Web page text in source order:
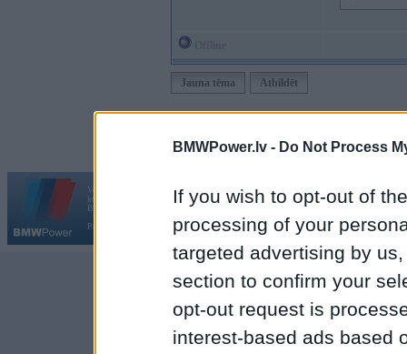
BMWPower.lv - Do Not Process
If you wish to opt-out of
processing of your
targeted advertising by
section to confirm your
opt-out request is
interest-based ads based
Jauna tēma Atbildēt
Vortāls BMWPower.lv darbojas
kopš 2002. gada 14. maija. Tas nav auto klubs un nav saistīts ar
BMW AG.
Par BMWPower
Kontakti |Reklāma
Galvena|